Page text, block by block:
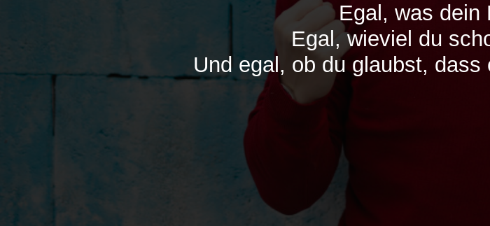
Egal, was dein
Egal, wieviel du
Und egal, ob du glaubst,